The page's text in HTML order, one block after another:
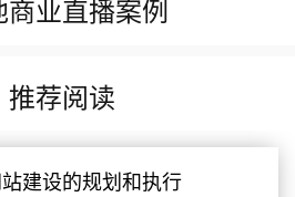
商业直播案例
推荐阅读
建设的规划和执行